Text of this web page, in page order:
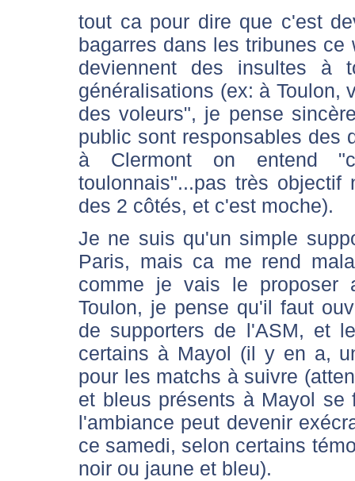
tout ca pour dire que c'est
bagarres dans les tribunes
deviennent des insultes à
généralisations (ex: à Toulon,
des voleurs", je pense
public sont responsables des
à Clermont on entend
toulonnais"...pas très
des 2 côtés, et c'est moche).
Je ne suis qu'un simple
Paris, mais ca me rend
comme je vais le proposer
Toulon, je pense qu'il faut
de supporters de l'ASM, et
certains à Mayol (il y en a,
pour les matchs à suivre
et bleus présents à Mayol se
l'ambiance peut devenir
ce samedi, selon certains
noir ou jaune et bleu).